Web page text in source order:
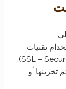
تقنيات
التشفير الحديثة (بروتوكول SSL – Secure Socket Layer).
تخزينها أو